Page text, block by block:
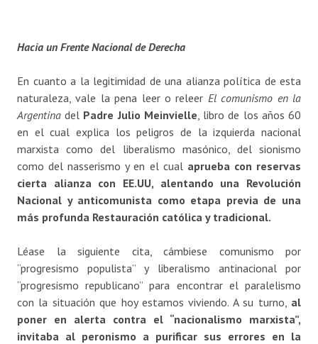
Hacia un Frente Nacional de Derecha
En cuanto a la legitimidad de una alianza política de esta
naturaleza, vale la pena leer o releer El comunismo en la
Argentinadel Padre Julio Meinvielle , libro de los años 60
en el cual explica los peligros de la izquierda nacional
marxista como del liberalismo masónico, del sionismo
como del nasserismo y en el cual aprueba con reservas
cierta alianza con EE.UU, alentando una Revolución
Nacional y anticomunista como etapa previa de una
más profunda Restauración católica y tradicional.
Léase la siguiente cita, cámbiese comunismo por
“progresismo populista” y liberalismo antinacional por
“progresismo republicano” para encontrar el paralelismo
con la situación que hoy estamos viviendo. A su turno, al
poner en alerta contra el “nacionalismo marxista”,
invitaba al peronismo a purificar sus errores en la